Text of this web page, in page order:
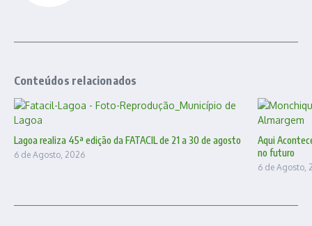
Conteúdos relacionados
Lagoa realiza 45ª edição da FATACIL de 21 a 30 de agosto
6 de Agosto, 2026
Aqui
no futuro
6 de Agosto,